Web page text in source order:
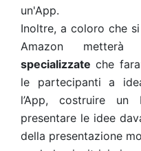
un'App.
Inoltre, a coloro che
Amazon metterà
specializzate che
le partecipanti a
l’App, costruire
presentare le idee
della presentazione